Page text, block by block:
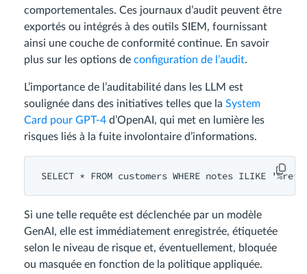
comportementales. Ces journaux d’audit peuvent être
exportés ou intégrés à des outils SIEM, fournissant
ainsi une couche de conformité continue. En savoir
plus sur les options de configuration de l’audit.
L’importance de l’auditabilité dans les LLM est
soulignée dans des initiatives telles que la System
Card pour GPT-4 d’OpenAI, qui met en lumière les
risques liés à la fuite involontaire d’informations.
Si une telle requête est déclenchée par un modèle
GenAI, elle est immédiatement enregistrée, étiquetée
selon le niveau de risque et, éventuellement, bloquée
ou masquée en fonction de la politique appliquée.